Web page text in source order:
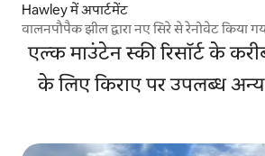
Hawley में अपार्टमेंट
वालनपौपैक झील द्वारा नए सिरे से रेनोवेट किया
एल्क माउंटेन स्की रिसॉर्ट के
के लिए किराए पर उपलब्ध